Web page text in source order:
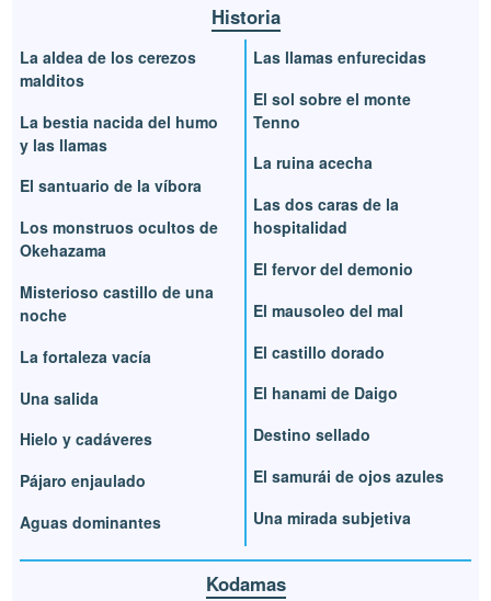
Historia
La aldea de los cerezos
malditos
La bestia nacida del humo
y las llamas
El santuario de la víbora
Los monstruos ocultos de
Okehazama
Misterioso castillo de una
noche
La fortaleza vacía
Una salida
Hielo y cadáveres
Pájaro enjaulado
Aguas dominantes
Las llamas enfurecidas
El sol sobre el monte
Tenno
La ruina acecha
Las dos caras de la
hospitalidad
El fervor del demonio
El mausoleo del mal
El castillo dorado
El hanami de Daigo
Destino sellado
El samurái de ojos azules
Una mirada subjetiva
Kodamas